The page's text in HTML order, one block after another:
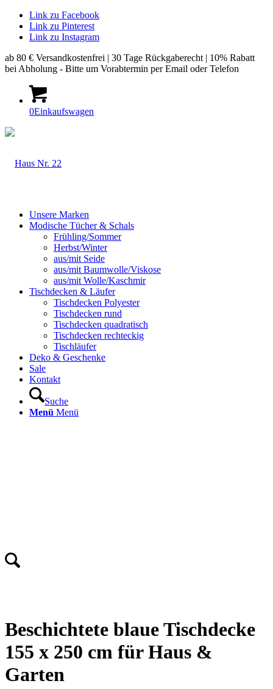
Link zu Facebook
Link zu Pinterest
Link zu Instagram
ab 80 € Versandkostenfrei | 30 Tage Rückgaberecht | 10% Rabatt
bei Abholung - Bitte um Vorabtermin per Email oder Telefon
0Einkaufswagen
Unsere Marken
Modische Tücher & Schals
Frühling/Sommer
Herbst/Winter
aus/mit Seide
aus/mit Baumwolle/Viskose
aus/mit Wolle/Kaschmir
Tischdecken & Läufer
Tischdecken Polyester
Tischdecken rund
Tischdecken quadratisch
Tischdecken rechteckig
Tischläufer
Deko & Geschenke
Sale
Kontakt
Suche
Menü Menü
Beschichtete blaue Tischdecke
155 x 250 cm für Haus &
Garten